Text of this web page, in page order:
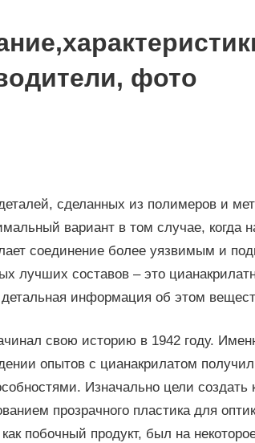
фото
сделанных из полимеров и
вариант в том случае, когда
соединение более уязвимым и
лучших составов – это
информация об этом
свою историю в 1942 году.
опытов с цианакрилатом
Изначально цели создать
прозрачного пластика для
побочный продукт, был на